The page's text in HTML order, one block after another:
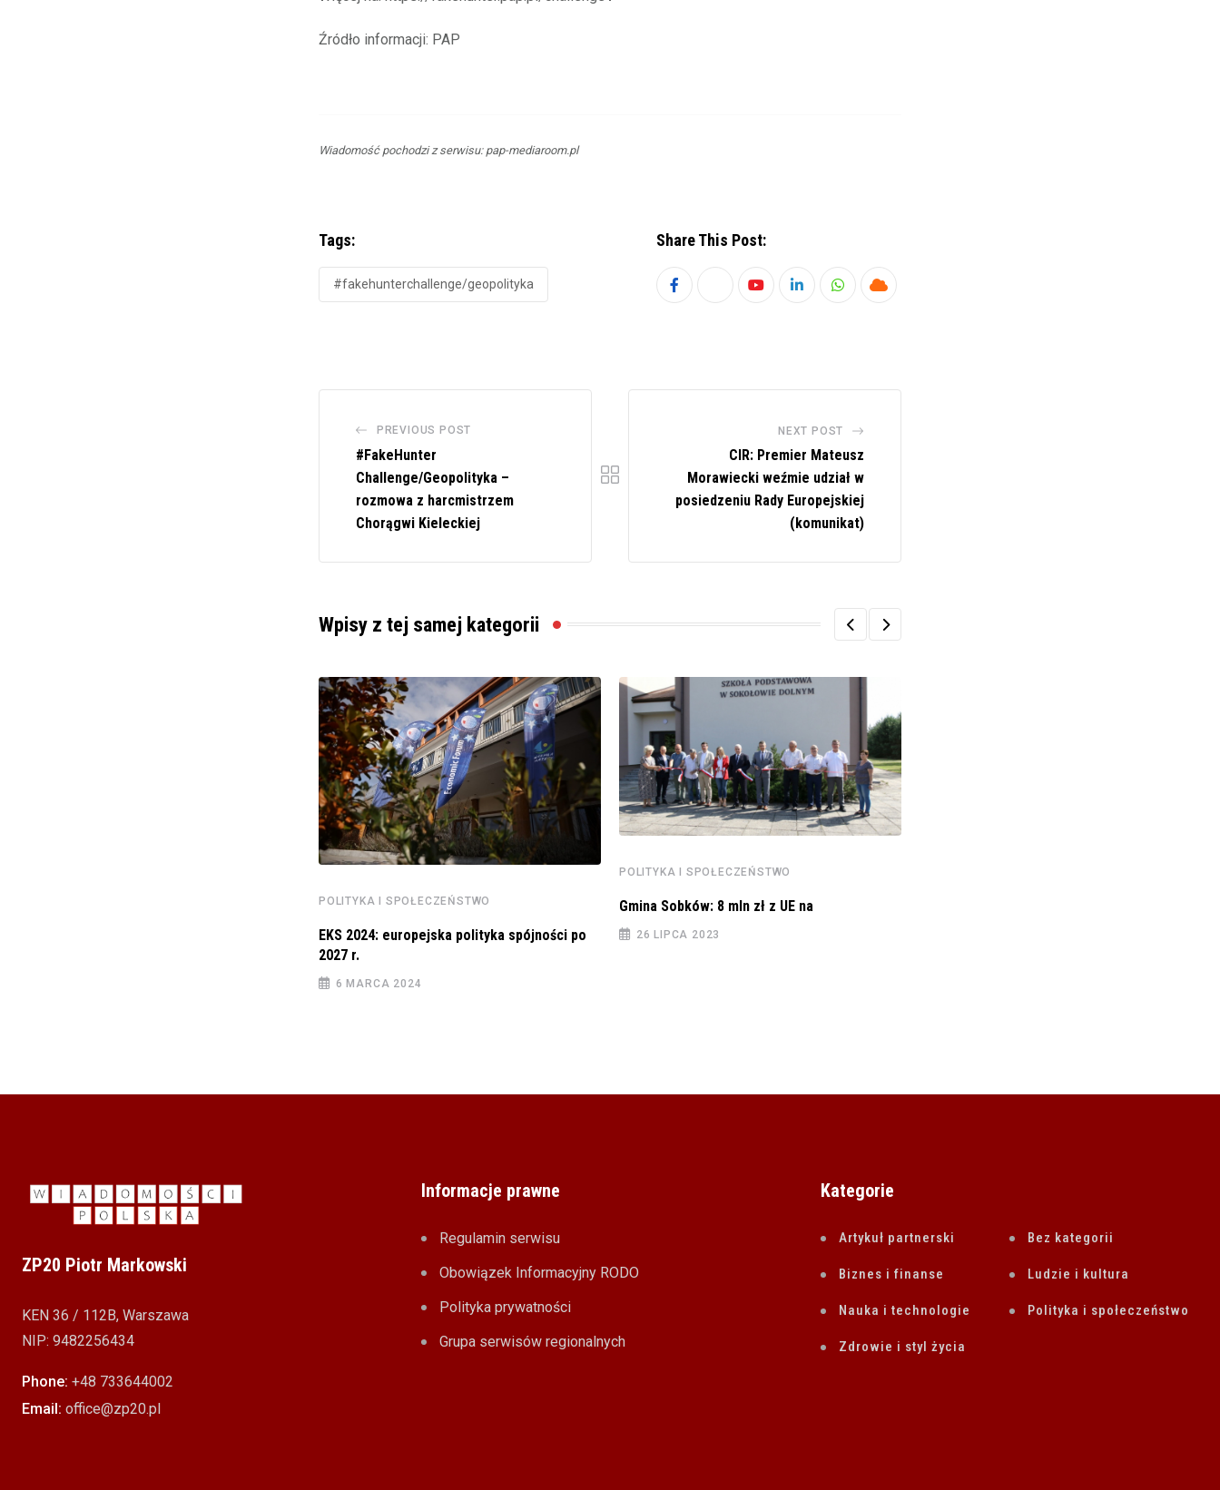
Źródło informacji: PAP
Wiadomość pochodzi z serwisu: pap-mediaroom.pl
Tags:
#fakehunterchallenge/geopolityka
Share This Post:
YoutubeLinkedInWhatsapp
Cloud
PREVIOUS POST
#FakeHunter
Challenge/Geopolityka –
rozmowa z harcmistrzem
Chorągwi Kieleckiej
NEXT POST
CIR: Premier Mateusz
Morawiecki weźmie udział w
posiedzeniu Rady Europejskiej
(komunikat)
Wpisy z tej samej kategorii
POLITYKA I SPOŁECZEŃSTWO
EKS 2024: europejska polityka spójności po
2027 r.
6 MARCA 2024
POLITYKA I SPOŁECZEŃSTWO
Gmina Sobków: 8 mln zł z UE na
26 LIPCA 2023
ZP20 Piotr Markowski
KEN 36 / 112B, Warszawa
NIP: 9482256434
Phone: +48 733644002
Email: office@zp20.pl
Informacje prawne
Regulamin serwisu
Obowiązek Informacyjny RODO
Polityka prywatności
Grupa serwisów regionalnych
Kategorie
Artykuł partnerski Bez kategorii
Biznes i finanse Ludzie i kultura
Nauka i technologie Polityka i społeczeństwo
Zdrowie i styl życia